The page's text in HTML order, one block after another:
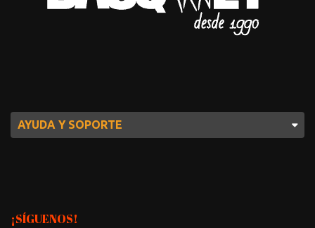
AYUDA Y SOPORTE
¡SÍGUENOS!